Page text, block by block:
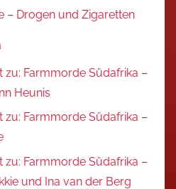
– Drogen und Zigaretten
zu: Farmmorde Südafrika –
Heunis
zu: Farmmorde Südafrika –
zu: Farmmorde Südafrika –
und Ina van der Berg